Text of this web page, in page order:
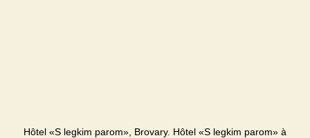
Hôtel «S legkim parom», Brovary. Hôtel «S legkim parom» à